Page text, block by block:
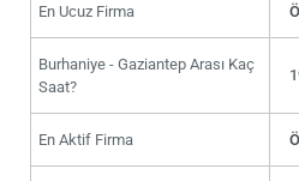
En Ucuz Firma
Burhaniye - Gaziantep Arası Kaç
Saat?
En Aktif Firma